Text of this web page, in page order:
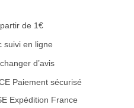
de 1€
suivi en ligne
d’avis
Paiement sécurisé
Expédition France